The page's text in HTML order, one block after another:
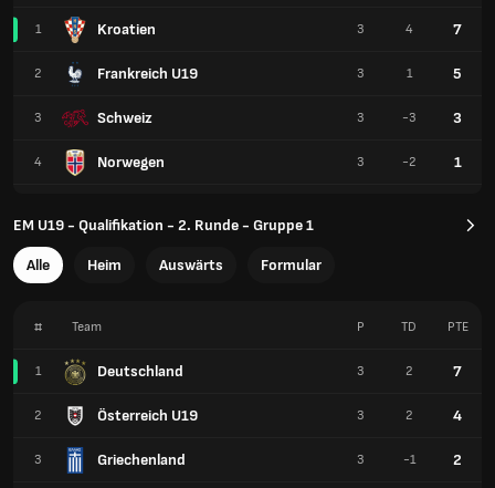
1 Kroatien
2 Frankreich U19
3 Schweiz
4 Norwegen
3 4 7
3 1 5
3 -3 3
3 -2 1
EM U19 - Qualifikation - 2. Runde - Gruppe 1
Alle Heim Auswärts Formular
# Team
1 Deutschland
2 Österreich U19
3 Griechenland
P TD PTE
3 2 7
3 2 4
3 -1 2